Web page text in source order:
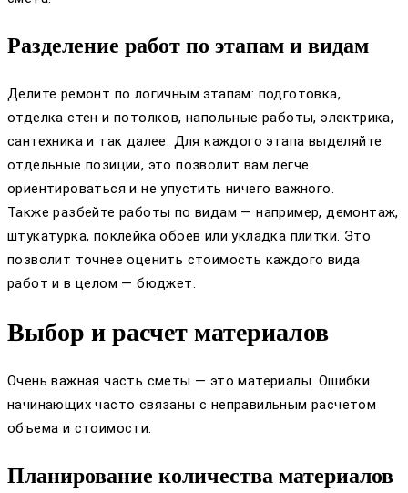
Разделение работ по этапам и видам
Делите ремонт по логичным этапам: подготовка,
отделка стен и потолков, напольные работы, электрика,
сантехника и так далее. Для каждого этапа выделяйте
отдельные позиции, это позволит вам легче
ориентироваться и не упустить ничего важного.
Также разбейте работы по видам — например, демонтаж,
штукатурка, поклейка обоев или укладка плитки. Это
позволит точнее оценить стоимость каждого вида
работ и в целом — бюджет.
Выбор и расчет материалов
Очень важная часть сметы — это материалы. Ошибки
начинающих часто связаны с неправильным расчетом
объема и стоимости.
Планирование количества материалов